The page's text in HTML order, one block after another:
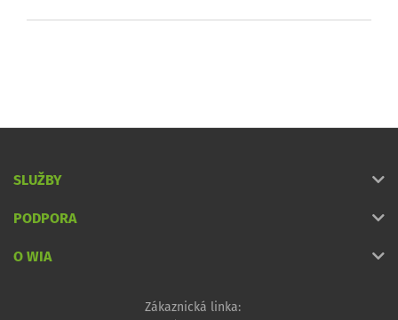
SLUŽBY
PODPORA
O WIA
Zákaznická linka: